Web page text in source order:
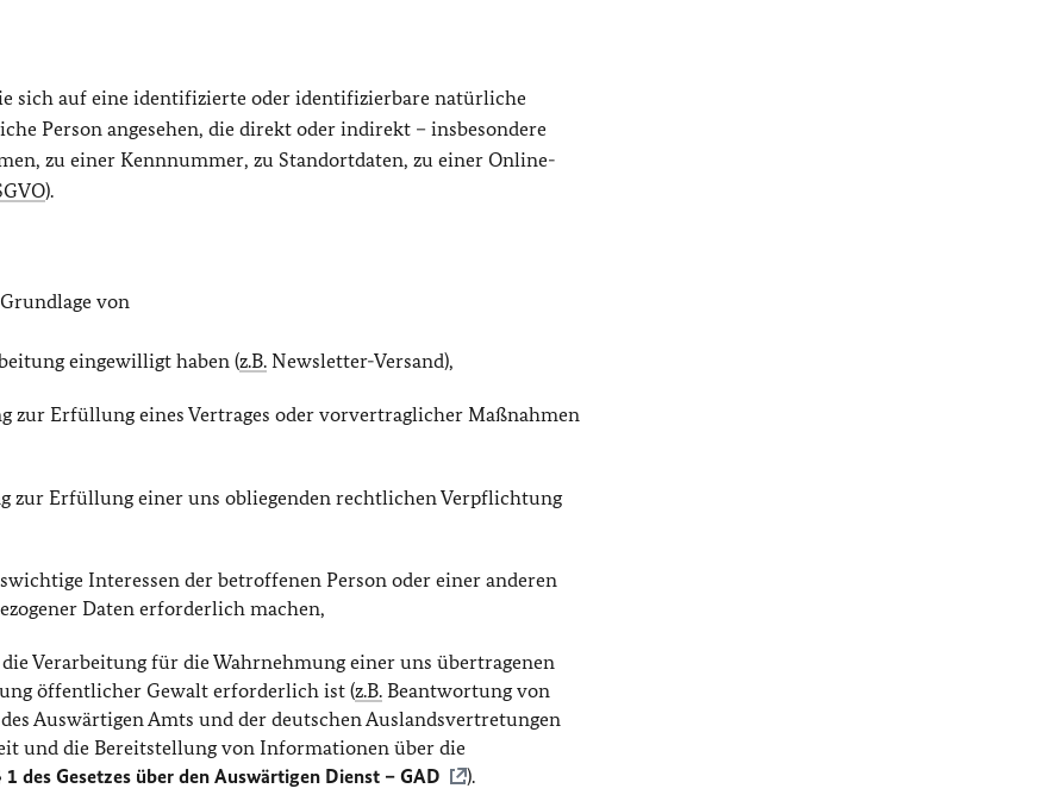
sich auf eine identifizierte oder identifizierbare natürliche
Person angesehen, die direkt oder indirekt – insbesondere
zu einer Kennnummer, zu Standortdaten, zu einer Online-
).
von
eingewilligt haben (z.B. Newsletter-Versand),
zur Erfüllung eines Vertrages oder vorvertraglicher Maßnahmen
zur Erfüllung einer uns obliegenden rechtlichen Verpflichtung
Interessen der betroffenen Person oder einer anderen
Daten erforderlich machen,
Verarbeitung für die Wahrnehmung einer uns übertragenen
öffentlicher Gewalt erforderlich ist (z.B. Beantwortung von
Auswärtigen Amts und der deutschen Auslandsvertretungen
und die Bereitstellung von Informationen über die
1 des Gesetzes über den Auswärtigen Dienst – GAD ).